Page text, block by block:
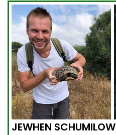
JEWHEN SCHUMILOW